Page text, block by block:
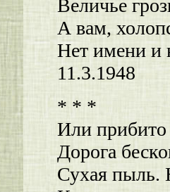
Величье
А вам,
Нет имени и
11.3.1948
* * *
Или прибито
Дорога
Сухая пыль.